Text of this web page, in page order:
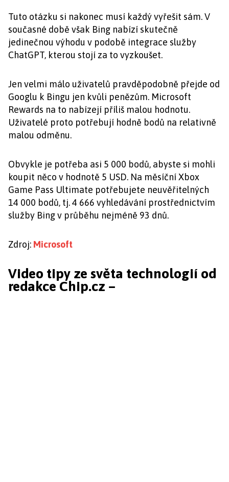
Tuto otázku si nakonec musí každý vyřešit sám. V
současné době však Bing nabízí skutečně
jedinečnou výhodu v podobě integrace služby
ChatGPT, kterou stojí za to vyzkoušet.
Jen velmi málo uživatelů pravděpodobně přejde od
Googlu k Bingu jen kvůli penězům. Microsoft
Rewards na to nabízejí příliš malou hodnotu.
Uživatelé proto potřebují hodně bodů na relativně
malou odměnu.
Obvykle je potřeba asi 5 000 bodů, abyste si mohli
koupit něco v hodnotě 5 USD. Na měsíční Xbox
Game Pass Ultimate potřebujete neuvěřitelných
14 000 bodů, tj. 4 666 vyhledávání prostřednictvím
služby Bing v průběhu nejméně 93 dnů.
Zdroj: Microsoft
Video tipy ze světa technologií od
redakce Chip.cz –